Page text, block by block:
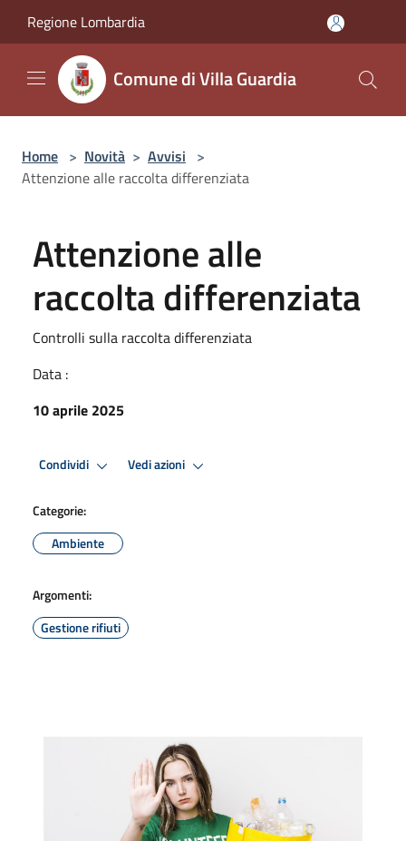
Regione Lombardia
Comune di Villa Guardia
Home > Novità > Avvisi >
Attenzione alle raccolta differenziata
Attenzione alle
raccolta differenziata
Controlli sulla raccolta differenziata
Data :
10 aprile 2025
Condividi Vedi azioni
Categorie:
Ambiente
Argomenti:
Gestione rifiuti